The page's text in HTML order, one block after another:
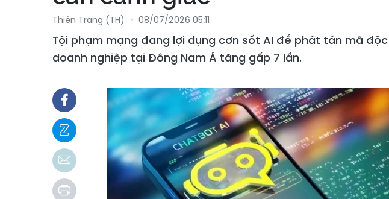
Thiên Trang (TH) 08/07/2026 05:11
Tội phạm mạng đang lợi dụng cơn sốt AI để phát tán mã
doanh nghiệp tại Đông Nam Á tăng gấp 7 lần.